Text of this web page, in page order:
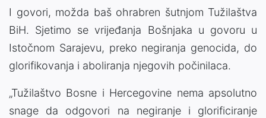
I govori, možda baš ohrabren šutnjom Tužilaštva
BiH. Sjetimo se vrijeđanja Bošnjaka u govoru u
Istočnom Sarajevu, preko negiranja genocida, do
glorifikovanja i aboliranja njegovih počinilaca.
„Tužilaštvo Bosne i Hercegovine nema apsolutno
snage da odgovori na negiranje i glorificiranje